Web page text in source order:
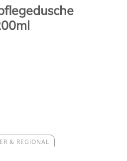
& REGIONAL